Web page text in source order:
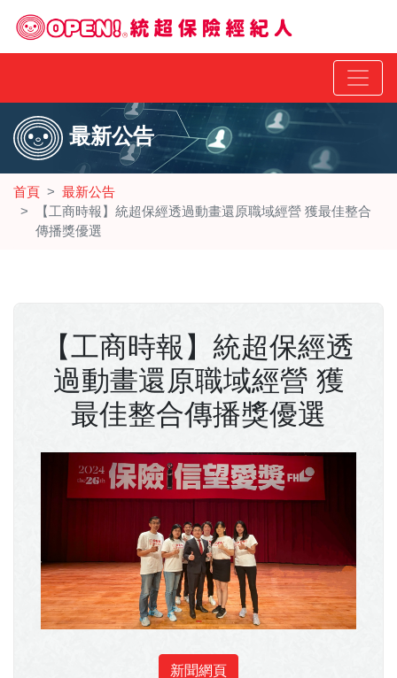
最新公告
首頁
最新公告
【工商時報】統超保經透過動畫還原職域經營 獲最佳整合
傳播獎優選
【工商時報】統超保經透
過動畫還原職域經營 獲
最佳整合傳播獎優選
新聞網頁